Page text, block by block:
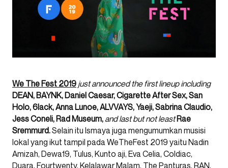
We The Fest 2019 just announced the first lineup including
DEAN, BAYNK, Daniel Caesar, Cigarette After Sex, San
Holo, 6lack, Anna Lunoe, ALVVAYS, Yaeji, Sabrina Claudio,
Jess Coneli, Rad Museum,and last but not least Rae
Sremmurd.Selain itu Ismaya juga mengumumkan musisi
lokal yang ikut tampil pada WeTheFest 2019 yaitu Nadin
Amizah, Dewa19, Tulus, Kunto aji, Eva Celia, Coldiac,
Duara, Fourtwenty, Kelalawar Malam, The Panturas, RAN,